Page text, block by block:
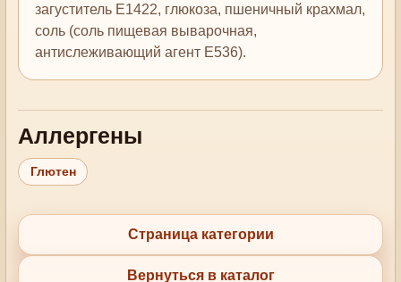
загуститель Е1422, глюкоза, пшеничный крахмал,
соль (соль пищевая выварочная,
антислеживающий агент Е536).
Аллергены
Глютен
Страница категории
Вернуться в каталог